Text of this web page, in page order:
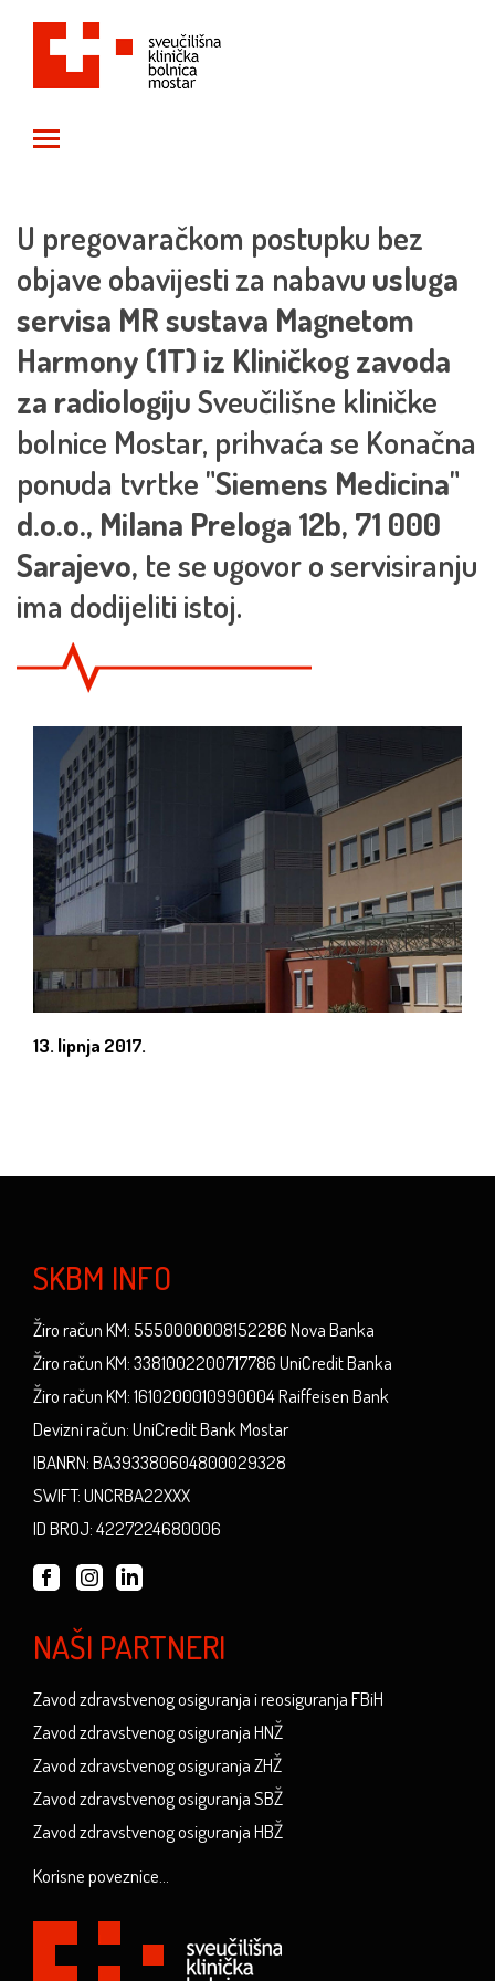
U pregovaračkom postupku bez
objave obavijesti za nabavu usluga
servisa MR sustava Magnetom
Harmony (1T) iz Kliničkog zavoda
za radiologijuSveučilišne kliničke
bolnice Mostar, prihvaća se Konačna
ponuda tvrtke "Siemens Medicina"
d.o.o., Milana Preloga 12b, 71 000
Sarajevo, te se ugovor o servisiranju
ima dodijeliti istoj.
13. lipnja 2017.
SKBM INFO
Žiro račun KM: 5550000008152286 Nova Banka
Žiro račun KM: 3381002200717786 UniCredit Banka
Žiro račun KM: 1610200010990004 Raiffeisen Bank
Devizni račun: UniCredit Bank Mostar
IBANRN: BA393380604800029328
SWIFT: UNCRBA22XXX
ID BROJ: 4227224680006
NAŠI PARTNERI
Zavod zdravstvenog osiguranja i reosiguranja FBiH
Zavod zdravstvenog osiguranja HNŽ
Zavod zdravstvenog osiguranja ZHŽ
Zavod zdravstvenog osiguranja SBŽ
Zavod zdravstvenog osiguranja HBŽ
Korisne poveznice...